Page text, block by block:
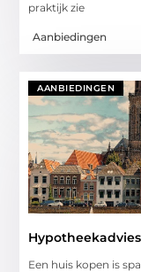
praktijk zie
Aanbiedingen
AANBIEDINGEN
Een huis kopen is